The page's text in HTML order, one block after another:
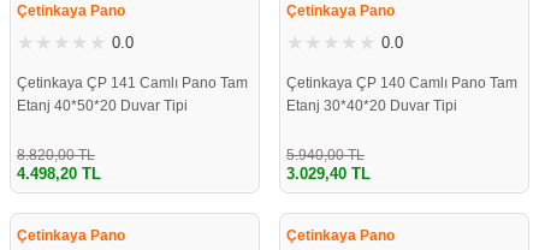
Çetinkaya Pano
0.0
Çetinkaya ÇP 141 Camlı Pano Tam
Etanj 40*50*20 Duvar Tipi
8.820,00 TL
4.498,20 TL
Çetinkaya Pano
0.0
Çetinkaya ÇP 140 Camlı Pano Tam
Etanj 30*40*20 Duvar Tipi
5.940,00 TL
3.029,40 TL
%49
Çetinkaya Pano
%49
Çetinkaya Pano